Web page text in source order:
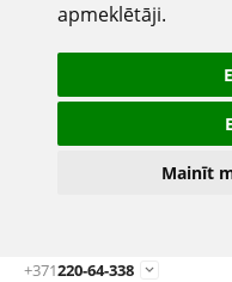
apmeklētāji.
Mainīt
+371220-64-338 